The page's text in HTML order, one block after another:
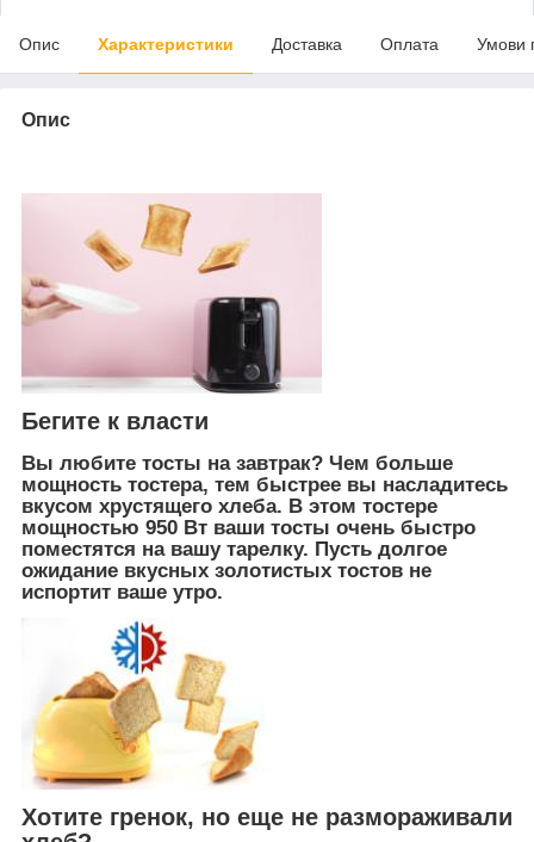
Опис Характеристики Доставка Оплата Умови
Опис
Бегите к власти
Вы любите тосты на завтрак? Чем больше
мощность тостера, тем быстрее вы насладитесь
вкусом хрустящего хлеба. В этом тостере
мощностью 950 Вт ваши тосты очень быстро
поместятся на вашу тарелку. Пусть долгое
ожидание вкусных золотистых тостов не
испортит ваше утро.
Хотите гренок, но еще не размораживали